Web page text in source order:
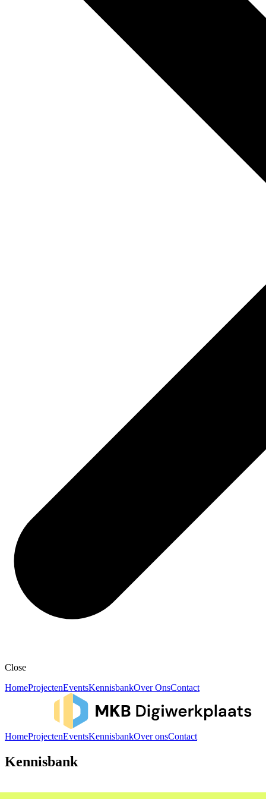
Close
HomeProjectenEventsKennisbankOver OnsContact
HomeProjectenEventsKennisbankOver onsContact
Kennisbank